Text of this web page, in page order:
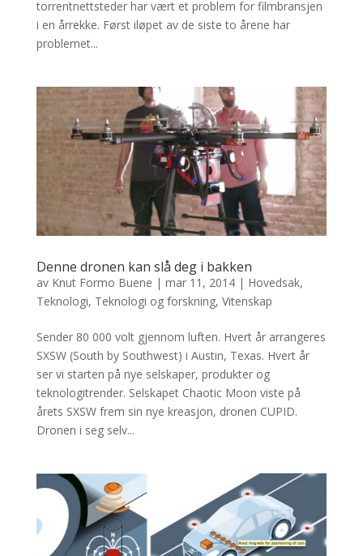
torrentnettsteder har vært et problem for filmbransjen
i en årrekke. Først iløpet av de siste to årene har
problemet...
Denne dronen kan slå deg i bakken
av Knut Formo Buene | mar 11, 2014| Hovedsak,
Teknologi, Teknologi og forskning, Vitenskap
Sender 80 000 volt gjennom luften. Hvert år arrangeres
SXSW (South by Southwest) i Austin, Texas. Hvert år
ser vi starten på nye selskaper, produkter og
teknologitrender. Selskapet Chaotic Moon viste på
årets SXSW frem sin nye kreasjon, dronen CUPID.
Dronen i seg selv...